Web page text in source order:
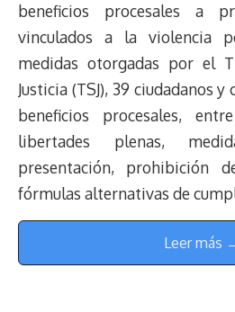
beneficios procesales a
vinculados a la violencia
medidas otorgadas por el
Justicia (TSJ), 39 ciudadanos
beneficios procesales,
libertades plenas,
presentación, prohibición
fórmulas alternativas de
Leer más